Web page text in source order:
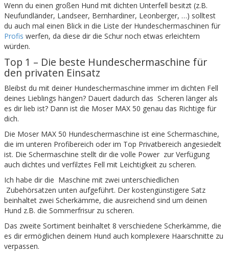
Wenn du einen großen Hund mit dichten Unterfell besitzt (z.B.
Neufundländer, Landseer, Bernhardiner, Leonberger, …) solltest
du auch mal einen Blick in die Liste der Hundeschermaschinen für
Profis werfen, da diese dir die Schur noch etwas erleichtern
würden.
Top 1 – Die beste Hundeschermaschine für
den privaten Einsatz
Bleibst du mit deiner Hundeschermaschine immer im dichten Fell
deines Lieblings hängen? Dauert dadurch das Scheren länger als
es dir lieb ist? Dann ist die Moser MAX 50 genau das Richtige für
dich.
Die Moser MAX 50 Hundeschermaschine ist eine Schermaschine,
die im unteren Profibereich oder im Top Privatbereich angesiedelt
ist. Die Schermaschine stellt dir die volle Power zur Verfügung
auch dichtes und verfilztes Fell mit Leichtigkeit zu scheren.
Ich habe dir die Maschine mit zwei unterschiedlichen
Zubehörsatzen unten aufgeführt. Der kostengünstigere Satz
beinhaltet zwei Scherkämme, die ausreichend sind um deinen
Hund z.B. die Sommerfrisur zu scheren.
Das zweite Sortiment beinhaltet 8 verschiedene Scherkämme, die
es dir ermöglichen deinem Hund auch komplexere Haarschnitte zu
verpassen.